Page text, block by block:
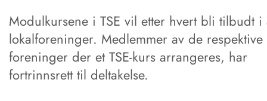
Modulkursene i TSE vil etter hvert bli tilbudt i
lokalforeninger. Medlemmer av de respektive
foreninger der et TSE-kurs arrangeres, har
fortrinnsrett til deltakelse.